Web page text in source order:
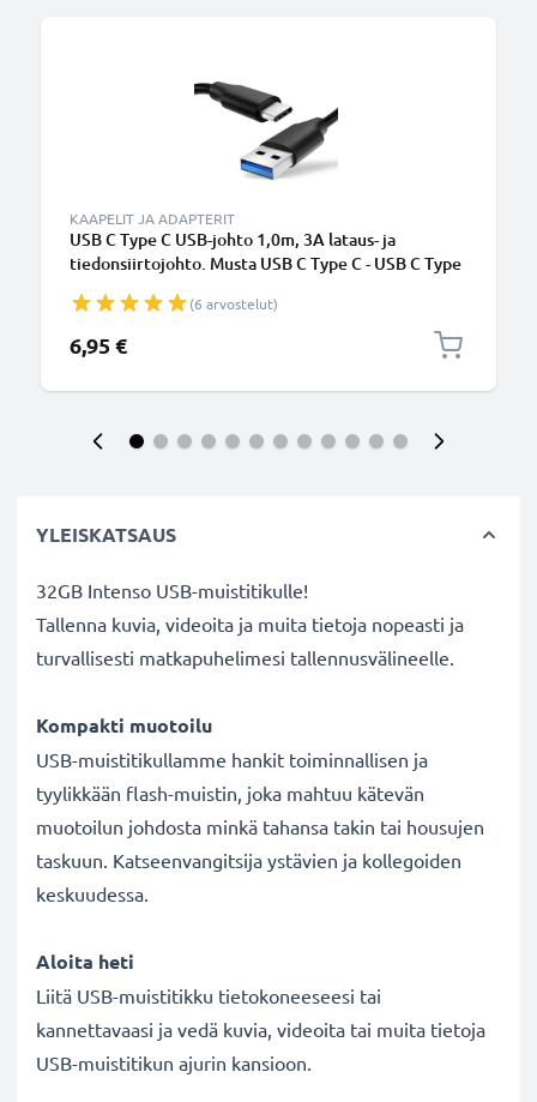
KAAPELIT JA ADAPTERIT
USB C Type C USB-johto 1,0m, 3A lataus- ja
tiedonsiirtojohto. Musta USB C Type C - USB C Type
(6 arvostelut)
6,95 €
YLEISKATSAUS
32GB Intenso USB-muistitikulle!
Tallenna kuvia, videoita ja muita tietoja nopeasti ja
turvallisesti matkapuhelimesi tallennusvälineelle.
Kompakti muotoilu
USB-muistitikullamme hankit toiminnallisen ja
tyylikkään flash-muistin, joka mahtuu kätevän
muotoilun johdosta minkä tahansa takin tai housujen
taskuun. Katseenvangitsija ystävien ja kollegoiden
keskuudessa.
Aloita heti
Liitä USB-muistitikku tietokoneeseesi tai
kannettavaasi ja vedä kuvia, videoita tai muita tietoja
USB-muistitikun ajurin kansioon.